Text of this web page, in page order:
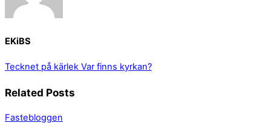
EKiBS
Tecknet på kärlek Var finns kyrkan?
Related Posts
Fastebloggen